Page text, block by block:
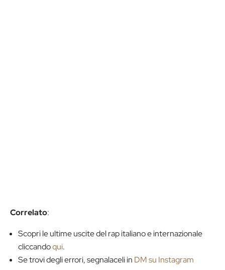
Correlato:
Scopri le ultime uscite del rap italiano e internazionale
cliccandoqui.
Se trovi degli errori, segnalaceli in DM su Instagram